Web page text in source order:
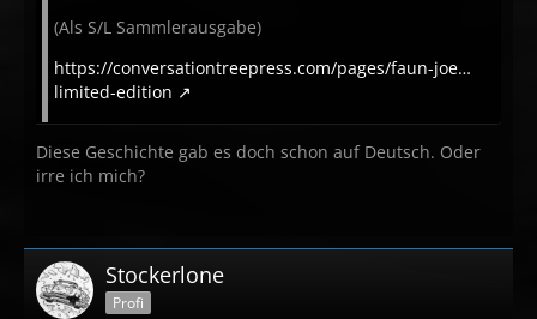
(Als S/L Sammlerausgabe)
https://conversationtreepress.com/pages/faun-joe…
limited-edition
Diese Geschichte gab es doch schon auf Deutsch. Oder
irre ich mich?
Stockerlone
Profi